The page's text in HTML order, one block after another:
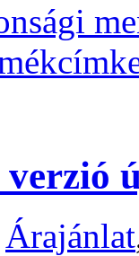
verzió
Árajánlat